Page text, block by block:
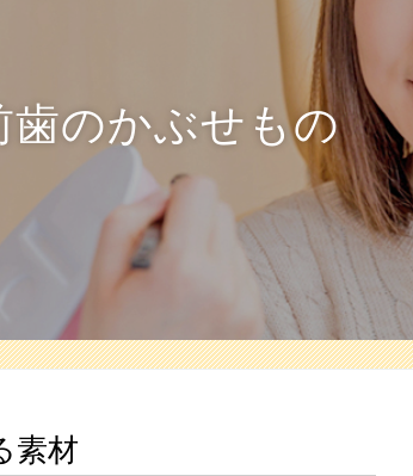
歯のかぶせもの
素材